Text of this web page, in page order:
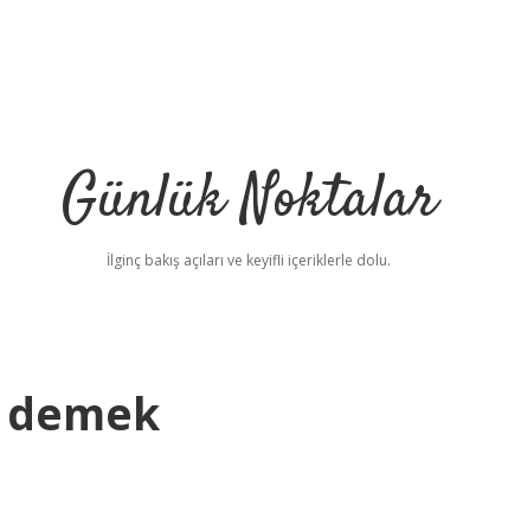
Günlük Noktalar
İlginç bakış açıları ve keyifli içeriklerle dolu.
demek